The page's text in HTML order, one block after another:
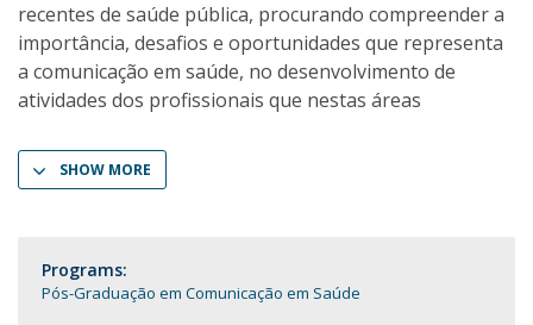
recentes de saúde pública, procurando compreender a
importância, desafios e oportunidades que representa
a comunicação em saúde, no desenvolvimento de
atividades dos profissionais que nestas áreas
SHOW MORE
Programs:
Pós-Graduação em Comunicação em Saúde